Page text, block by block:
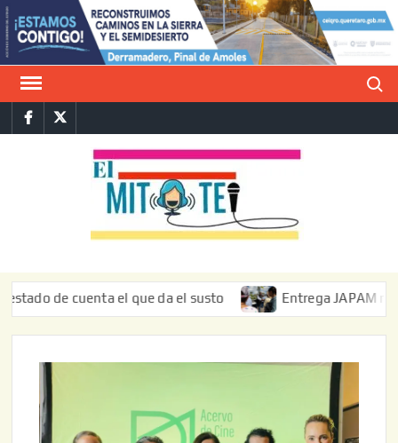
Saltar
al
contenido
FacebookTwitter
de cuenta el que da el susto Entrega JAPAM